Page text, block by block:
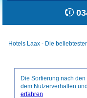
Hotels Laax - Die
Die Sortierung nach
dem Nutzerverhalten
erfahren